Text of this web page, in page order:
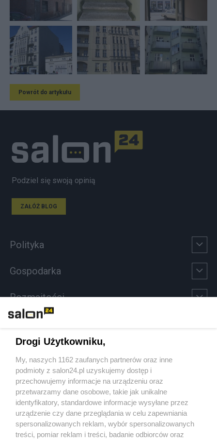
Powrót do artykułu
Podziel się swoją opinią
ZAŁÓŻ BLOG
Polityka
Gospodarka
Rozmaitości
Sport
Społeczeństwo
Kultura
Drogi Użytkowniku,
My, naszych 1162 zaufanych partnerów oraz inne
podmioty z salon24.pl uzyskujemy dostęp i
przechowujemy informacje na urządzeniu oraz
przetwarzamy dane osobowe, takie jak unikalne
identyfikatory, standardowe informacje wysyłane przez
urządzenie czy dane przeglądania w celu zapewniania
spersonalizowanych reklam, wybór spersonalizowanych
treści, pomiar reklam i treści, badanie odbiorców oraz